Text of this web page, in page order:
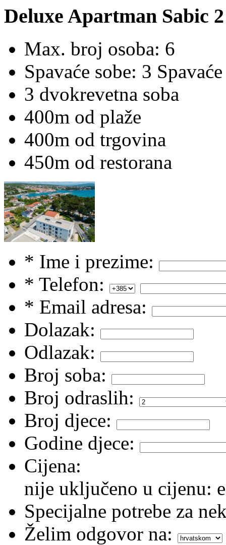
Deluxe Apartman Sabic
Max. broj osoba: 6
Spavaće sobe: 3
3 dvokrevetna soba
400m od plaže
400m od trgovina
450m od restorana
* Ime i prezime:
* Telefon:
* Email adresa:
Dolazak:
Odlazak:
Broj soba:
Broj odraslih:
Broj djece:
Godine djece:
Cijena:
nije uključeno u cijenu:
Specijalne potrebe za
Želim odgovor na: